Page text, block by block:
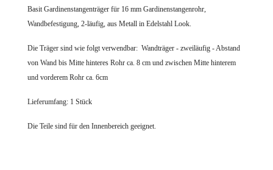
Basit Gardinenstangenträger für 16 mm Gardinenstangenrohr,
Wandbefestigung, 2-läufig, aus Metall in Edelstahl Look.
Die Träger sind wie folgt verwendbar: Wandträger - zweiläufig - Abstand
von Wand bis Mitte hinteres Rohr ca. 8 cm und zwischen Mitte hinterem
und vorderem Rohr ca. 6cm
Lieferumfang: 1 Stück
Die Teile sind für den Innenbereich geeignet.